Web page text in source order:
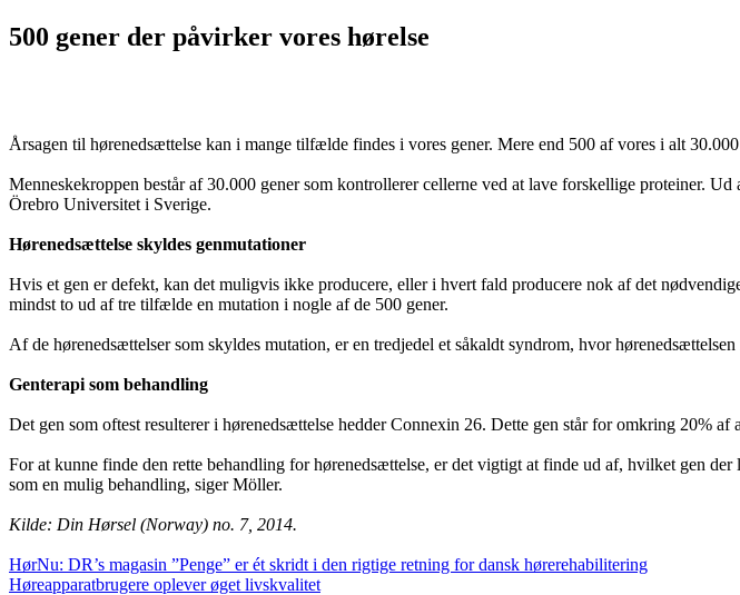
500 gener der påvirker vores hørelse
Årsagen til hørenedsættelse kan i mange tilfælde findes i vores gener. Mere end 500 af vores i alt
Menneskekroppen består af 30.000 gener som kontrollerer cellerne ved at lave forskellige proteiner.
Örebro Universitet i Sverige.
Hørenedsættelse skyldes genmutationer
Hvis et gen er defekt, kan det muligvis ikke producere, eller i hvert fald producere nok af det
mindst to ud af tre tilfælde en mutation i nogle af de 500 gener.
Af de hørenedsættelser som skyldes mutation, er en tredjedel et såkaldt syndrom, hvor
Genterapi som behandling
Det gen som oftest resulterer i hørenedsættelse hedder Connexin 26. Dette gen står for omkring 20% af
For at kunne finde den rette behandling for hørenedsættelse, er det vigtigt at finde ud af, hvilket gen
som en mulig behandling, siger Möller.
Kilde: Din Hørsel (Norway) no. 7, 2014.
Indlægsnavigation
HørNu: DR’s magasin ”Penge” er ét skridt i den rigtige retning for dansk hørerehabilitering
Høreapparatbrugere oplever øget livskvalitet